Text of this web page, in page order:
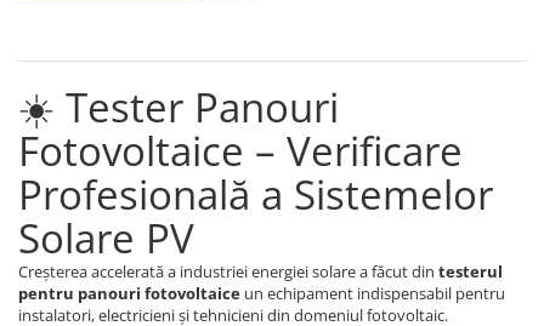
☀️ Tester Panouri
Fotovoltaice – Verificare
Profesională a Sistemelor
Solare PV
Creșterea accelerată a industriei energiei solare a făcut din testerul
pentru panouri fotovoltaice un echipament indispensabil pentru
instalatori, electricieni și tehnicieni din domeniul fotovoltaic.